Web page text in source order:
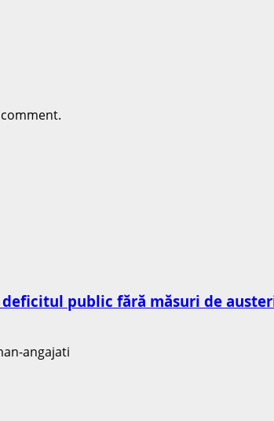
public fără măsuri de